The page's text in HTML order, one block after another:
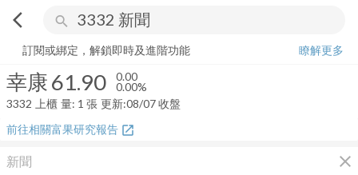
arrow_back_ios search
幸康 61.900.00%
訂閱或綁定，解鎖即時及進階功能
瞭解更多
幸康61.90 0.00
0.00%
3332
上櫃 量: 1 張 更新:08/07 收盤
前往相關富果研究報告 open_in_new
新聞 close